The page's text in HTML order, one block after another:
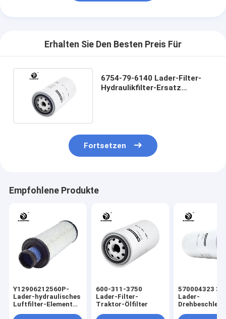
Erhalten Sie Den Besten Preis Für
6754-79-6140 Lader-Filter-
Hydraulikfilter-Ersatz
Fortsetzen
Empfohlene Produkte
Y12906212560P-
Lader-hydraulisches
Luftfilter-Element
600-311-3750
Lader-Filter-
Traktor-Ölfilter
570004323
Lader-